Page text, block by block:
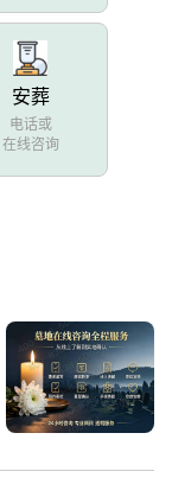
安葬
电话或
在线咨询